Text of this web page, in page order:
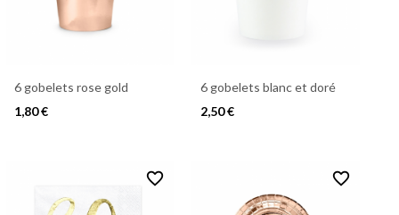
6 gobelets rose gold
1,80 €
6 gobelets blanc et doré
2,50 €
favorite_border favorite_border